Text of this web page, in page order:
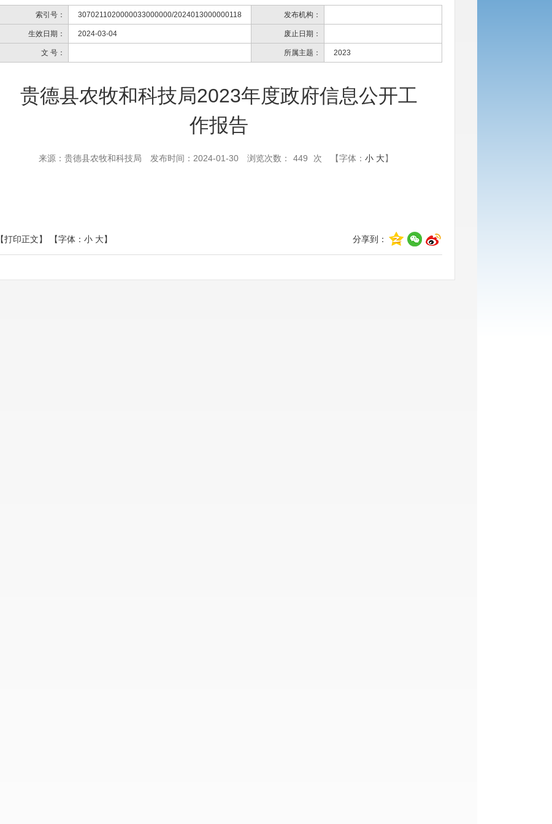
索引号： 3070211020000033000000/2024013000000118 发布机构：
生效日期： 2024-03-04 废止日期：
文 号： 所属主题： 2023
贵德县农牧和科技局2023年度政府信息公开工
作报告
来源：贵德县农牧和科技局 发布时间：2024-01-30 浏览次数： 449 次 【字体： 小 大】
【打印正文】 分享到：
【字体： 小 大】